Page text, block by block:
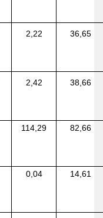
2,22 36,65
2,42 38,66
114,29 82,66
0,04 14,61